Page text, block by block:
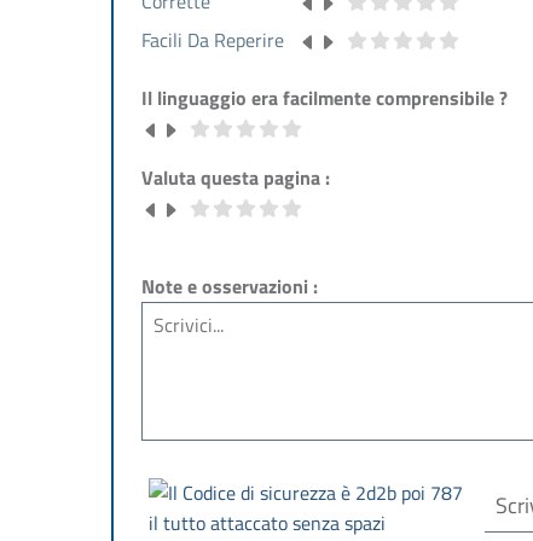
Facili Da Reperire
Il linguaggio era facilmente comprensibile ?
Valuta questa pagina :
Note e osservazioni :